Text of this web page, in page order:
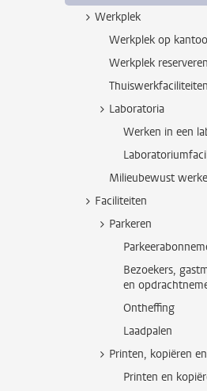
Werkplek
Werkplek op
Werkplek reserveren
Laboratoria
Werken in een
Milieubewust
Faciliteiten
Parkeren
Bezoekers,
en
Ontheffing
Laadpalen
Printen, kopiëren
Printen en